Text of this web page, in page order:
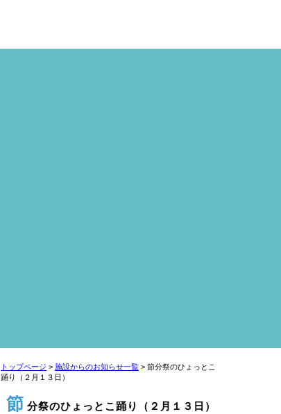
トップページ > 施設からのお知らせ一覧 > 節分祭のひょっとこ
踊り（２月１３日）
節 分祭のひょっとこ踊り（２月１３日）